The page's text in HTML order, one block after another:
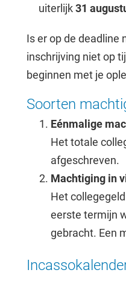
uiterlijk31
Is er op de deadline
inschrijving niet op
beginnen met je
Soorten
Eénmalige
Het totale
afgeschreven.
Machtiging in
Het
eerste termijn
gebracht. Een